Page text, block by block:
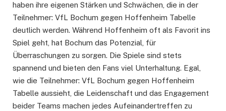
haben ihre eigenen Stärken und Schwächen, die in der
Teilnehmer: VfL Bochum gegen Hoffenheim Tabelle
deutlich werden. Während Hoffenheim oft als Favorit ins
Spiel geht, hat Bochum das Potenzial, für
Überraschungen zu sorgen. Die Spiele sind stets
spannend und bieten den Fans viel Unterhaltung. Egal,
wie die Teilnehmer: VfL Bochum gegen Hoffenheim
Tabelle aussieht, die Leidenschaft und das Engagement
beider Teams machen jedes Aufeinandertreffen zu